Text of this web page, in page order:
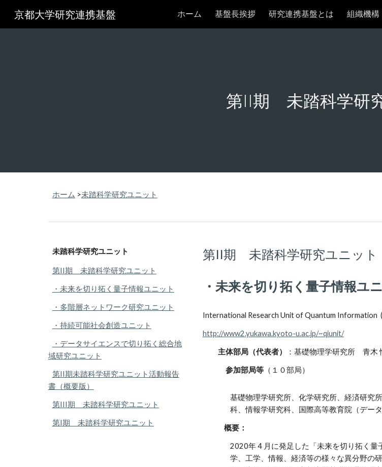
Skip to main content
京都大学研究連携基盤 ホーム 基盤長挨拶 研究連携基盤とは 組織機構
第II期 未踏科学研
ホーム >未踏科学研究ユニット
未踏科学研究ユニット
第II期 未踏科学研究ユニット
・未来を切り拓く量子情報ユニット
・多階層ネットワーク研究ユニット
・持続可能社会創造ユニット
・データサイエンスで切り拓く総合地
域研究ユニット
第II期未踏科学研究ユニット活動報告
書（概要版）
第III期 未踏科学研究ユニット
第I期 未踏科学研究ユニット
第II期 未踏科学研究ユニット
・ 未来を切り拓く量子情報ユ
International Research Unit of Quantum Information
http://www2.yukawa.kyoto-u.ac.jp/~qiunit/
主体部局（代表者） ：基礎物理学研究所 青木
参加部局等（１ ０部局）
基礎物理学研究所、化学研究所、経済研究
科、情報学研究科、国際高等教育院（デー
概要：
2020年 4 月に発足した「未来を切り拓く
学、工学、情報、経済等の様々な異分野の